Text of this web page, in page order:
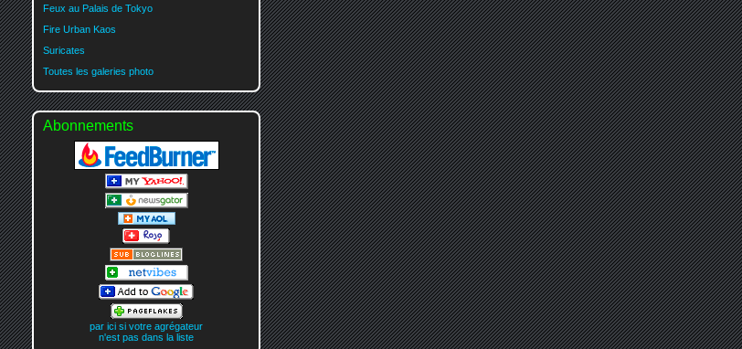
Feux au Palais de Tokyo
Fire Urban Kaos
Suricates
Toutes les galeries photo
Abonnements
par ici si votre agrégateur
n'est pas dans la liste